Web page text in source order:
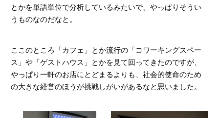
とかを単語単位で分析しているみたいで、やっぱりそうい
うものなのだなと。
ここのところ「カフェ」とか流行の「コワーキングスペー
ス」や「ゲストハウス」とかを見て回ってきたのですが、
やっぱり一軒のお店にとどまるよりも、社会的使命のため
の大きな経営のほうが挑戦しがいがあるなと思いました。